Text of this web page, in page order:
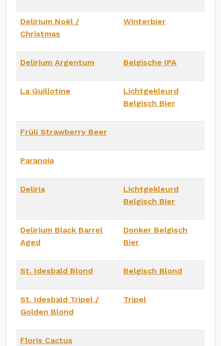
Delirium Noël /
Christmas
Winterbier
Delirium Argentum Belgische IPA
La Guillotine
Lichtgekleurd
Belgisch Bier
Früli Strawberry Beer
Paranoia
Deliria
Lichtgekleurd
Belgisch Bier
Delirium Black Barrel
Aged
Donker Belgisch
Bier
St. Idesbald Blond Belgisch Blond
St. Idesbald Tripel /
Golden Blond
Tripel
Floris Cactus